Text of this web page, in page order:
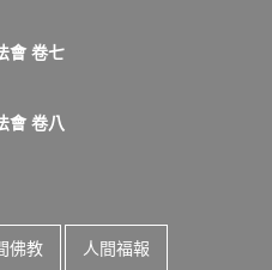
會 卷七
會 卷八
佛教 人間福報